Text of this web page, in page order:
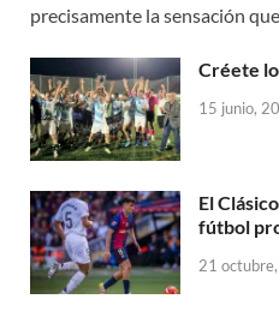
precisamente la sensación
Créete
15 junio,
El
fútbol
21